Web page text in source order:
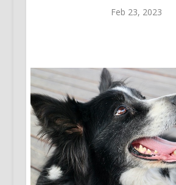
Feb 23, 2023